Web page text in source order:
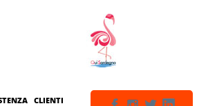
CLIENTI